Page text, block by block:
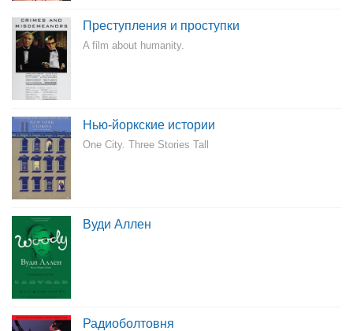
Преступления и проступки
A film about humanity.
Нью-йоркские истории
One City. Three Stories Tall
Вуди Аллен
Радиоболтовня